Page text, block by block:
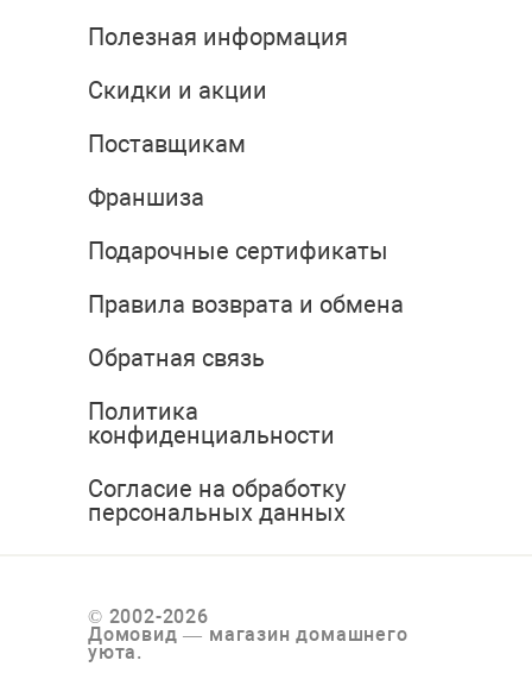
Полезная информация
Скидки и акции
Поставщикам
Франшиза
Подарочные сертификаты
Правила возврата и обмена
Обратная связь
Политика
конфиденциальности
Согласие на обработку
персональных данных
© 2002-2026
Домовид — магазин домашнего
уюта.